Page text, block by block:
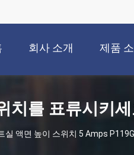
회사 소개 제품
치를 표류시키
실 액면 높이 스위치 5 Amps